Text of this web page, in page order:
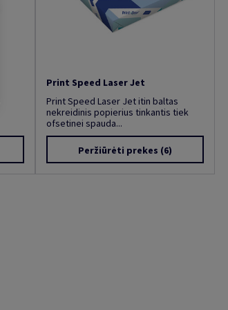
Print Speed Laser Jet
Print Speed Laser Jet itin baltas
nekreidinis popierius tinkantis tiek
ofsetinei spauda...
Peržiūrėti prekes (6)